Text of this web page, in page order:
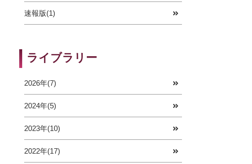
速報版(1)
ライブラリー
2026年(7)
2024年(5)
2023年(10)
2022年(17)